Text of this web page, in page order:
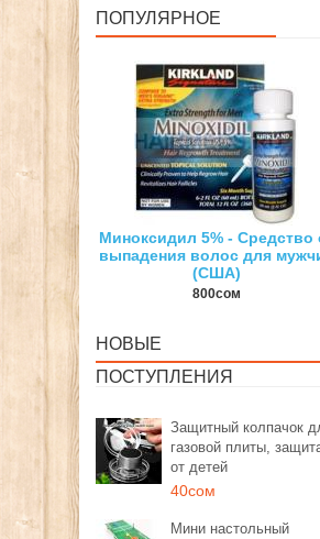
ПОПУЛЯРНОЕ
Миноксидил 5% - Средство от
выпадения волос для мужчин
(США)
800сом
НОВЫЕ
ПОСТУПЛЕНИЯ
Защитный колпачок
газовой плиты,
от детей
40сом
Мини настольный